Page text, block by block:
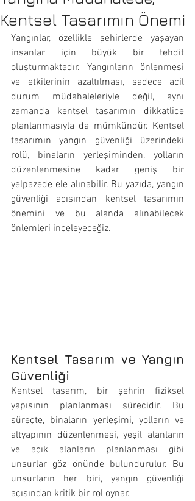
Kentsel Tasarımın Önemi
Yangınlar, özellikle şehirlerde yaşayan
insanlar için büyük bir tehdit
oluşturmaktadır. Yangınların önlenmesi
ve etkilerinin azaltılması, sadece acil
durum müdahaleleriyle değil, aynı
zamanda kentsel tasarımın dikkatlice
planlanmasıyla da mümkündür. Kentsel
tasarımın yangın güvenliği üzerindeki
rolü, binaların yerleşiminden, yolların
düzenlenmesine kadar geniş bir
yelpazede ele alınabilir. Bu yazıda, yangın
güvenliği açısından kentsel tasarımın
önemini ve bu alanda alınabilecek
önlemleri inceleyeceğiz.
Kentsel Tasarım ve Yangın
Güvenliği
Kentsel tasarım, bir şehrin fiziksel
yapısının planlanması sürecidir. Bu
süreçte, binaların yerleşimi, yolların ve
altyapının düzenlenmesi, yeşil alanların
ve açık alanların planlanması gibi
unsurlar göz önünde bulundurulur. Bu
unsurların her biri, yangın güvenliği
açısından kritik bir rol oynar.